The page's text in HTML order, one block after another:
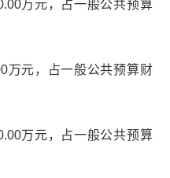
万元，占一般公共预算
万元，占一般公共预算财
万元，占一般公共预算